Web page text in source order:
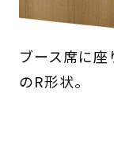
ブース席に
のR形状。